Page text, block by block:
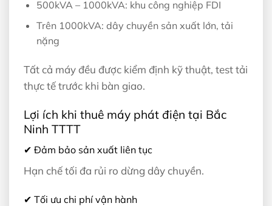
500kVA – 1000kVA: khu công nghiệp FDI
Trên 1000kVA: dây chuyền sản xuất lớn, tải
nặng
Tất cả máy đều được kiểm định kỹ thuật, test tải
thực tế trước khi bàn giao.
Lợi ích khi thuê máy phát điện tại Bắc
Ninh TTTT
✔ Đảm bảo sản xuất liên tục
Hạn chế tối đa rủi ro dừng dây chuyền.
✔ Tối ưu chi phí vận hành